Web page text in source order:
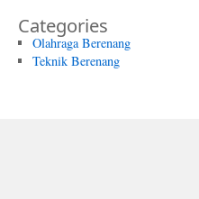
Categories
Olahraga Berenang
Teknik Berenang